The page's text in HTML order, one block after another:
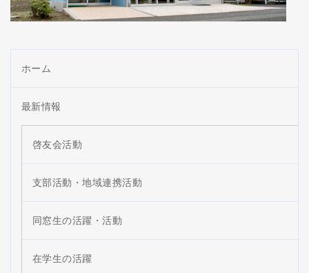
ホーム
最新情報
啓友会活動
支部活動・地域連携活動
同窓生の活躍・活動
在学生の活躍